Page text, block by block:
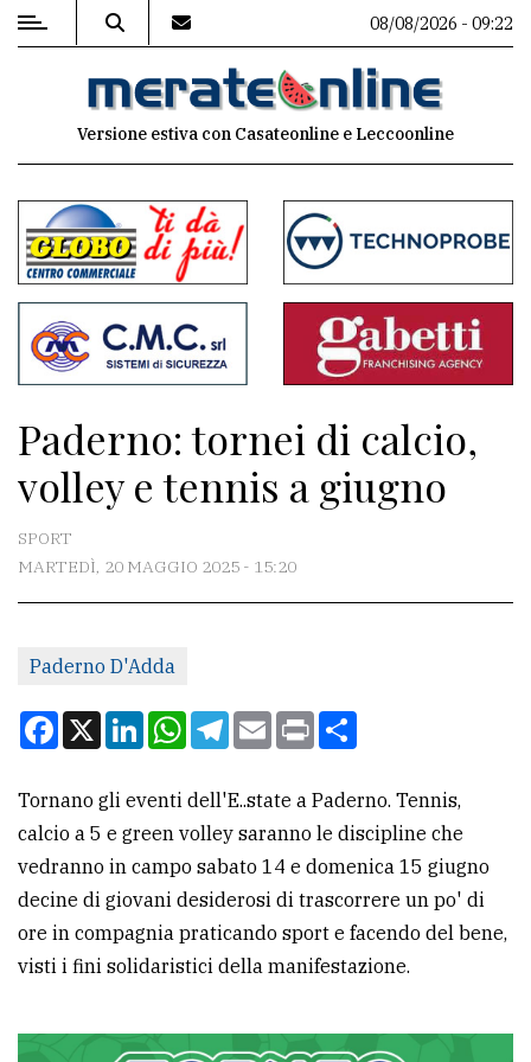
MENU
commenti
Contenuti
del
sito
Associazioni
Meteo
redazione
Scrivici
la
tua
pubblicità
CERCA
08/08/2026 - 09:22
Versione estiva con Casateonline e Leccoonline
Paderno: tornei di calcio,
volley e tennis a giugno
SPORT
MARTEDÌ, 20 MAGGIO 2025 - 15:20
Paderno D'Adda
Facebook
X LinkedInWhatsApp
Telegram
EmailPrint
Tornano gli eventi dell'E..state a Paderno. Tennis,
calcio a 5 e green volley saranno le discipline che
vedranno in campo sabato 14 e domenica 15 giugno
decine di giovani desiderosi di trascorrere un po' di
ore in compagnia praticando sport e facendo del bene,
visti i fini solidaristici della manifestazione.